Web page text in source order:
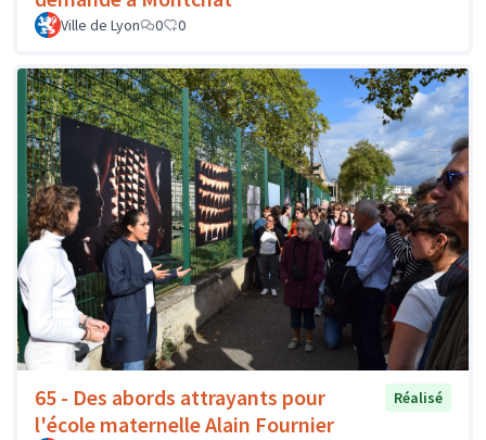
Ville de Lyon 0 0
65 - Des abords attrayants pour
l'école maternelle Alain Fournier
Réalisé